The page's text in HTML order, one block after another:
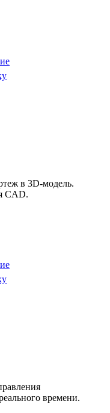
в 3D-модель.
CAD.
времени.